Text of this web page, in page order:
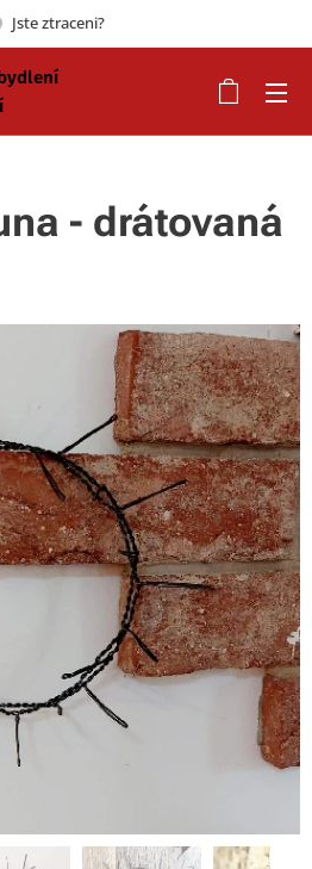
Jste ztraceni?
bydlení
- drátovaná